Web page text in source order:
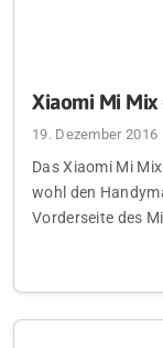
Xiaomi Mi Mix
19. Dezember 2016
Das Xiaomi Mi
wohl den
Vorderseite des